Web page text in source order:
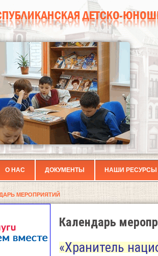
О НАС ДОКУМЕНТЫ НАШИ РЕСУРСЫ
МЕРОПРИЯТИЙ
Календарь
«Хранитель